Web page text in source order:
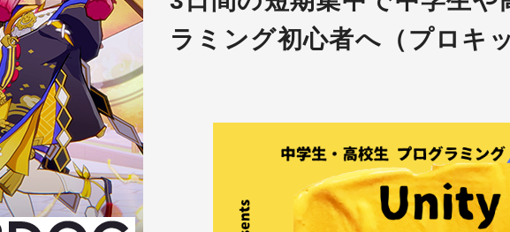
ラミング初心者へ（プロキッ